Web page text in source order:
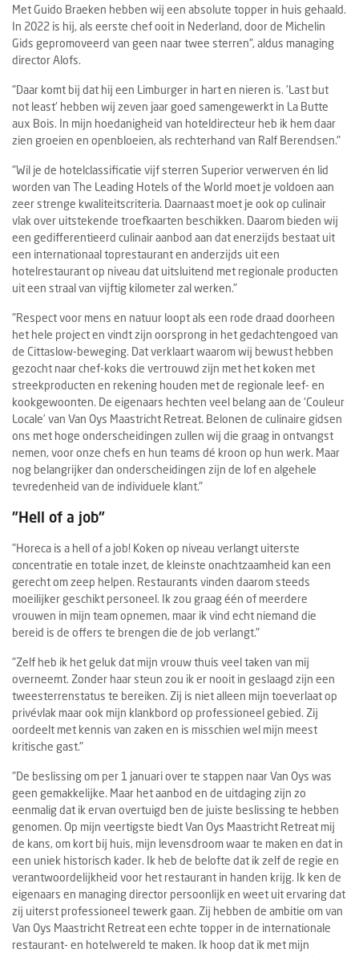
Met Guido Braeken hebben wij een absolute topper in huis gehaald.
In 2022 is hij, als eerste chef ooit in Nederland, door de Michelin
Gids gepromoveerd van geen naar twee sterren", aldus managing
director Alofs.
"Daar komt bij dat hij een Limburger in hart en nieren is. 'Last but
not least' hebben wij zeven jaar goed samengewerkt in La Butte
aux Bois. In mijn hoedanigheid van hoteldirecteur heb ik hem daar
zien groeien en openbloeien, als rechterhand van Ralf Berendsen."
"Wil je de hotelclassificatie vijf sterren Superior verwerven én lid
worden van The Leading Hotels of the World moet je voldoen aan
zeer strenge kwaliteitscriteria. Daarnaast moet je ook op culinair
vlak over uitstekende troefkaarten beschikken. Daarom bieden wij
een gedifferentieerd culinair aanbod aan dat enerzijds bestaat uit
een internationaal toprestaurant en anderzijds uit een
hotelrestaurant op niveau dat uitsluitend met regionale producten
uit een straal van vijftig kilometer zal werken."
"Respect voor mens en natuur loopt als een rode draad doorheen
het hele project en vindt zijn oorsprong in het gedachtengoed van
de Cittaslow-beweging. Dat verklaart waarom wij bewust hebben
gezocht naar chef-koks die vertrouwd zijn met het koken met
streekproducten en rekening houden met de regionale leef- en
kookgewoonten. De eigenaars hechten veel belang aan de ‘Couleur
Locale’ van Van Oys Maastricht Retreat. Belonen de culinaire gidsen
ons met hoge onderscheidingen zullen wij die graag in ontvangst
nemen, voor onze chefs en hun teams dé kroon op hun werk. Maar
nog belangrijker dan onderscheidingen zijn de lof en algehele
tevredenheid van de individuele klant."
"Hell of a job"
"Horeca is a hell of a job! Koken op niveau verlangt uiterste
concentratie en totale inzet, de kleinste onachtzaamheid kan een
gerecht om zeep helpen. Restaurants vinden daarom steeds
moeilijker geschikt personeel. Ik zou graag één of meerdere
vrouwen in mijn team opnemen, maar ik vind echt niemand die
bereid is de offers te brengen die de job verlangt."
"Zelf heb ik het geluk dat mijn vrouw thuis veel taken van mij
overneemt. Zonder haar steun zou ik er nooit in geslaagd zijn een
tweesterrenstatus te bereiken. Zij is niet alleen mijn toeverlaat op
privévlak maar ook mijn klankbord op professioneel gebied. Zij
oordeelt met kennis van zaken en is misschien wel mijn meest
kritische gast."
"De beslissing om per 1 januari over te stappen naar Van Oys was
geen gemakkelijke. Maar het aanbod en de uitdaging zijn zo
eenmalig dat ik ervan overtuigd ben de juiste beslissing te hebben
genomen. Op mijn veertigste biedt Van Oys Maastricht Retreat mij
de kans, om kort bij huis, mijn levensdroom waar te maken en dat in
een uniek historisch kader. Ik heb de belofte dat ik zelf de regie en
verantwoordelijkheid voor het restaurant in handen krijg. Ik ken de
eigenaars en managing director persoonlijk en weet uit ervaring dat
zij uiterst professioneel tewerk gaan. Zij hebben de ambitie om van
Van Oys Maastricht Retreat een echte topper in de internationale
restaurant- en hotelwereld te maken. Ik hoop dat ik met mijn